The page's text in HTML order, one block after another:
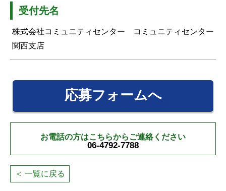
受付先名
株式会社コミュニティセンター コミュニティセンター
関西支店
応募フォームへ
お電話の方はこちらからご連絡ください
06-4792-7788
＜ 一覧に戻る